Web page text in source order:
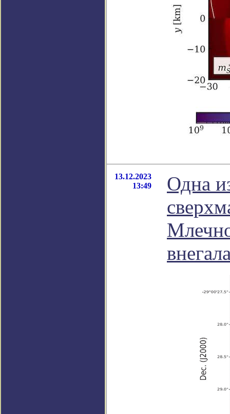
13.12.2023
13:49
Одна